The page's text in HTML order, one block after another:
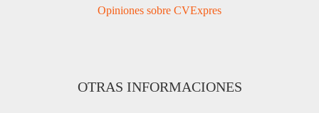
Opiniones sobre CVExpres
OTRAS INFORMACIONES